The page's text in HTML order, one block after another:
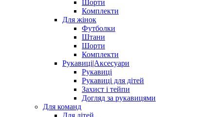
Шорти
Комплекти
Для жінок
Футболки
Штани
Шорти
Комплекти
Рукавиці|Аксесуари
Рукавиці
Рукавиці для дітей
Захист і тейпи
Догляд за рукавицями
Для команд
Для дітей